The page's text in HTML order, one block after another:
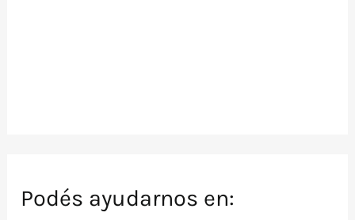
Podés ayudarnos en: